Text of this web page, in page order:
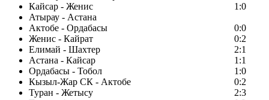
Кайсар - Женис
1:0
Атырау - Астана
Актобе - Ордабасы
0:0
Женис - Кайрат
0:2
Елимай - Шахтер
2:1
Астана - Кайсар
1:1
Ордабасы - Тобол
1:0
Кызыл-Жар СК - Актобе
0:2
Туран - Жетысу
2:3